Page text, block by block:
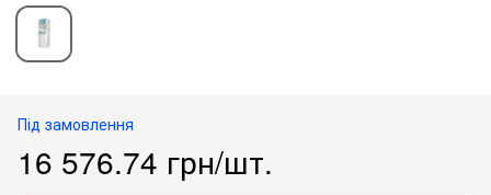
Під замовлення
16 576.74 грн/шт.